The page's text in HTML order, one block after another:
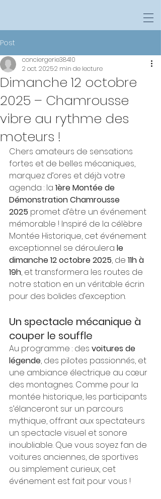
Post
Dimanche 12 octobre
2025 – Chamrousse
vibre au rythme des
moteurs !
conciergerie38410
2 oct. 20252 min de lecture
Chers amateurs de sensations
fortes et de belles mécaniques,
marquez d’ores et déjà votre
agenda : la 1ère Montée de
Démonstration Chamrousse
2025 promet d’être un événement
mémorable ! Inspiré de la célèbre
Montée Historique, cet événement
exceptionnel se déroulera le
dimanche 12 octobre 2025, de 11h à
19h, et transformera les routes de
notre station en un véritable écrin
pour des bolides d’exception.
Un spectacle mécanique à
couper le souffle
Au programme : des voitures de
légende, des pilotes passionnés, et
une ambiance électrique au cœur
des montagnes. Comme pour la
montée historique, les participants
s’élanceront sur un parcours
mythique, offrant aux spectateurs
un spectacle visuel et sonore
inoubliable. Que vous soyez fan de
voitures anciennes, de sportives
ou simplement curieux, cet
événement est fait pour vous !